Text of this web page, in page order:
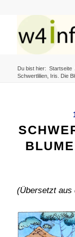
Du bist hier: Startseite
Schwertlilien, Iris. Die
(Übersetzt aus